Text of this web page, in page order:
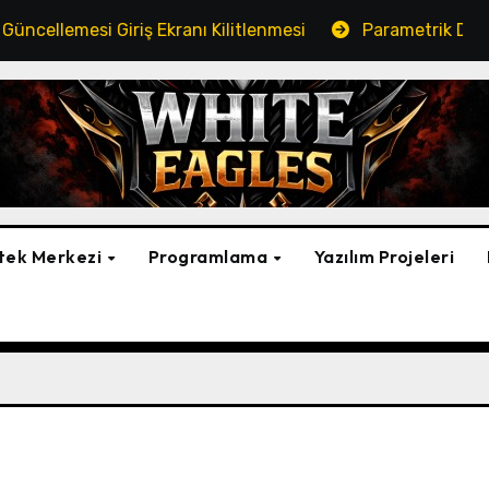
Giriş Ekranı Kilitlenmesi Parametrik Dosya
Merkezi Programlama Yazılım Projeleri